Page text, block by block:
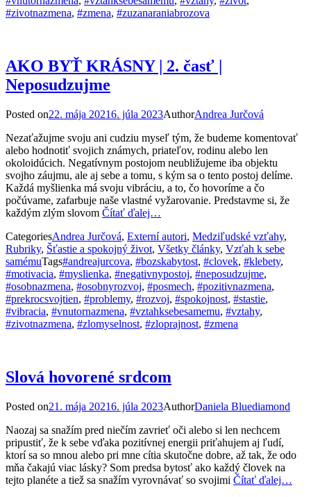
#zivotnazmena, #zmena, #zuzanaraniabrozova
AKO BYŤ KRÁSNY | 2. časť |
Neposudzujme
Posted on22. mája 20216. júla 2023AuthorAndrea Jurčová
Nezaťažujme svoju ani cudziu myseľ tým, že budeme komentovať
alebo hodnotiť svojich známych, priateľov, rodinu alebo len
okoloidúcich. Negatívnym postojom neubližujeme iba objektu
svojho záujmu, ale aj sebe a tomu, s kým sa o tento postoj delíme.
Každá myšlienka má svoju vibráciu, a to, čo hovoríme a čo
počúvame, zafarbuje naše vlastné vyžarovanie. Predstavme si, že
každým zlým slovom Čítať ďalej…
CategoriesAndrea Jurčová, Externí autori, Medziľudské vzťahy,
Rubriky, Šťastie a spokojný život, Všetky články, Vzťah k sebe
samémuTags#andreajurcova, #bozskabytost, #clovek, #klebety,
#motivacia, #myslienka, #negativnypostoj, #neposudzujme,
#osobnazmena, #osobnyrozvoj, #posmech, #pozitivnazmena,
#prekrocsvojtien, #problemy, #rozvoj, #spokojnost, #stastie,
#vibracia, #vnutornazmena, #vztahksebesamemu, #vztahy,
#zivotnazmena, #zlomyselnost, #zloprajnost, #zmena
Slová hovorené srdcom
Posted on21. mája 20216. júla 2023AuthorDaniela Bluediamond
Naozaj sa snažím pred niečím zavrieť oči alebo si len nechcem
pripustiť, že k sebe vďaka pozitívnej energii priťahujem aj ľudí,
ktorí sa so mnou alebo pri mne cítia skutočne dobre, až tak, že odo
mňa čakajú viac lásky? Som predsa bytosť ako každý človek na
tejto planéte a tiež sa snažím vyrovnávať so svojimi Čítať ďalej…